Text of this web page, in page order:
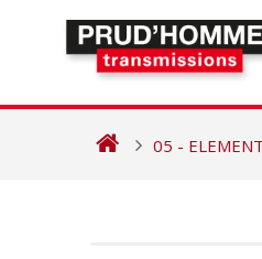
05 -